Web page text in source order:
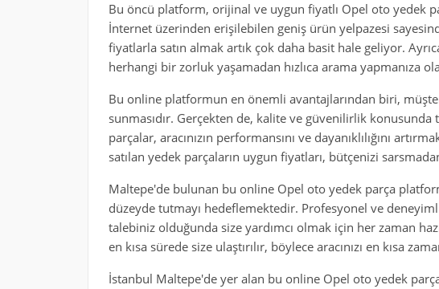
Bu öncü platform, orijinal ve uygun fiyatlı Opel oto yedek
İnternet üzerinden erişilebilen geniş ürün yelpazesi
fiyatlarla satın almak artık çok daha basit hale geliyor.
herhangi bir zorluk yaşamadan hızlıca arama yapmanıza
Bu online platformun en önemli avantajlarından biri,
sunmasıdır. Gerçekten de, kalite ve güvenilirlik
parçalar, aracınızın performansını ve dayanıklılığını
satılan yedek parçaların uygun fiyatları, bütçenizi
Maltepe'de bulunan bu online Opel oto yedek parça
düzeyde tutmayı hedeflemektedir. Profesyonel ve
talebiniz olduğunda size yardımcı olmak için her zaman
en kısa sürede size ulaştırılır, böylece aracınızı en kısa
İstanbul Maltepe'de yer alan bu online Opel oto yedek